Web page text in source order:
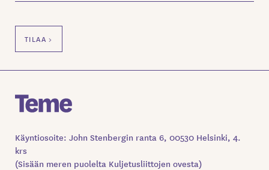
Käyntiosoite: John Stenbergin ranta 6, 00530 Helsinki, 4.
krs
(Sisään meren puolelta Kuljetusliittojen ovesta)